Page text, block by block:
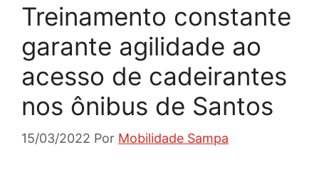
Treinamento constante
garante agilidade ao
acesso de cadeirantes
nos ônibus de Santos
15/03/2022 Por Mobilidade Sampa